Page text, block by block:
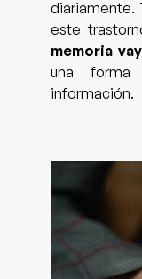
diariamente.
este
memoria
una
información.